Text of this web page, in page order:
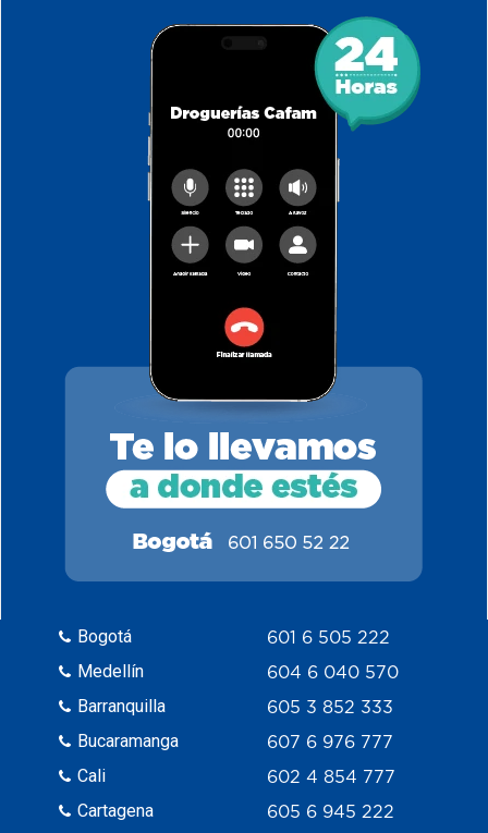
Bogotá
Medellín
Barranquilla
Bucaramanga
Cali
Cartagena
601 6 505 222
604 6 040 570
605 3 852 333
607 6 976 777
602 4 854 777
605 6 945 222